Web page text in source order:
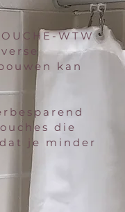
WTW
kan
die
je minder